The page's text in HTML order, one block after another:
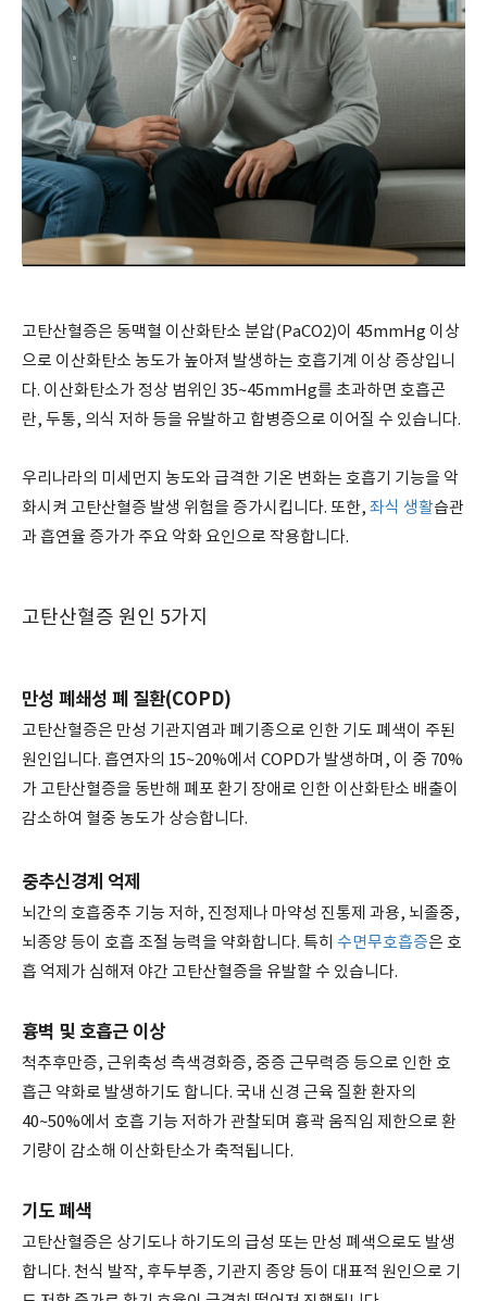
고탄산혈증은 동맥혈 이산화탄소 분압(PaCO2)이 45mmHg 이상
으로 이산화탄소 농도가 높아져 발생하는 호흡기계 이상 증상입니
다. 이산화탄소가 정상 범위인 35~45mmHg를 초과하면 호흡곤
란, 두통, 의식 저하 등을 유발하고 합병증으로 이어질 수 있습니다.
우리나라의 미세먼지 농도와 급격한 기온 변화는 호흡기 기능을 악
화시켜 고탄산혈증 발생 위험을 증가시킵니다. 또한, 좌식 생활습관
과 흡연율 증가가 주요 악화 요인으로 작용합니다.
고탄산혈증 원인 5가지
만성 폐쇄성 폐 질환(COPD)
고탄산혈증은 만성 기관지염과 폐기종으로 인한 기도 폐색이 주된
원인입니다. 흡연자의 15~20%에서 COPD가 발생하며, 이 중 70%
가 고탄산혈증을 동반해 폐포 환기 장애로 인한 이산화탄소 배출이
감소하여 혈중 농도가 상승합니다.
중추신경계 억제
뇌간의 호흡중추 기능 저하, 진정제나 마약성 진통제 과용, 뇌졸중,
뇌종양 등이 호흡 조절 능력을 약화합니다. 특히 수면무호흡증은 호
흡 억제가 심해져 야간 고탄산혈증을 유발할 수 있습니다.
흉벽 및 호흡근 이상
척추후만증, 근위축성 측색경화증, 중증 근무력증 등으로 인한 호
흡근 약화로 발생하기도 합니다. 국내 신경 근육 질환 환자의
40~50%에서 호흡 기능 저하가 관찰되며 흉곽 움직임 제한으로 환
기량이 감소해 이산화탄소가 축적됩니다.
기도 폐색
고탄산혈증은 상기도나 하기도의 급성 또는 만성 폐색으로도 발생
합니다. 천식 발작, 후두부종, 기관지 종양 등이 대표적 원인으로 기